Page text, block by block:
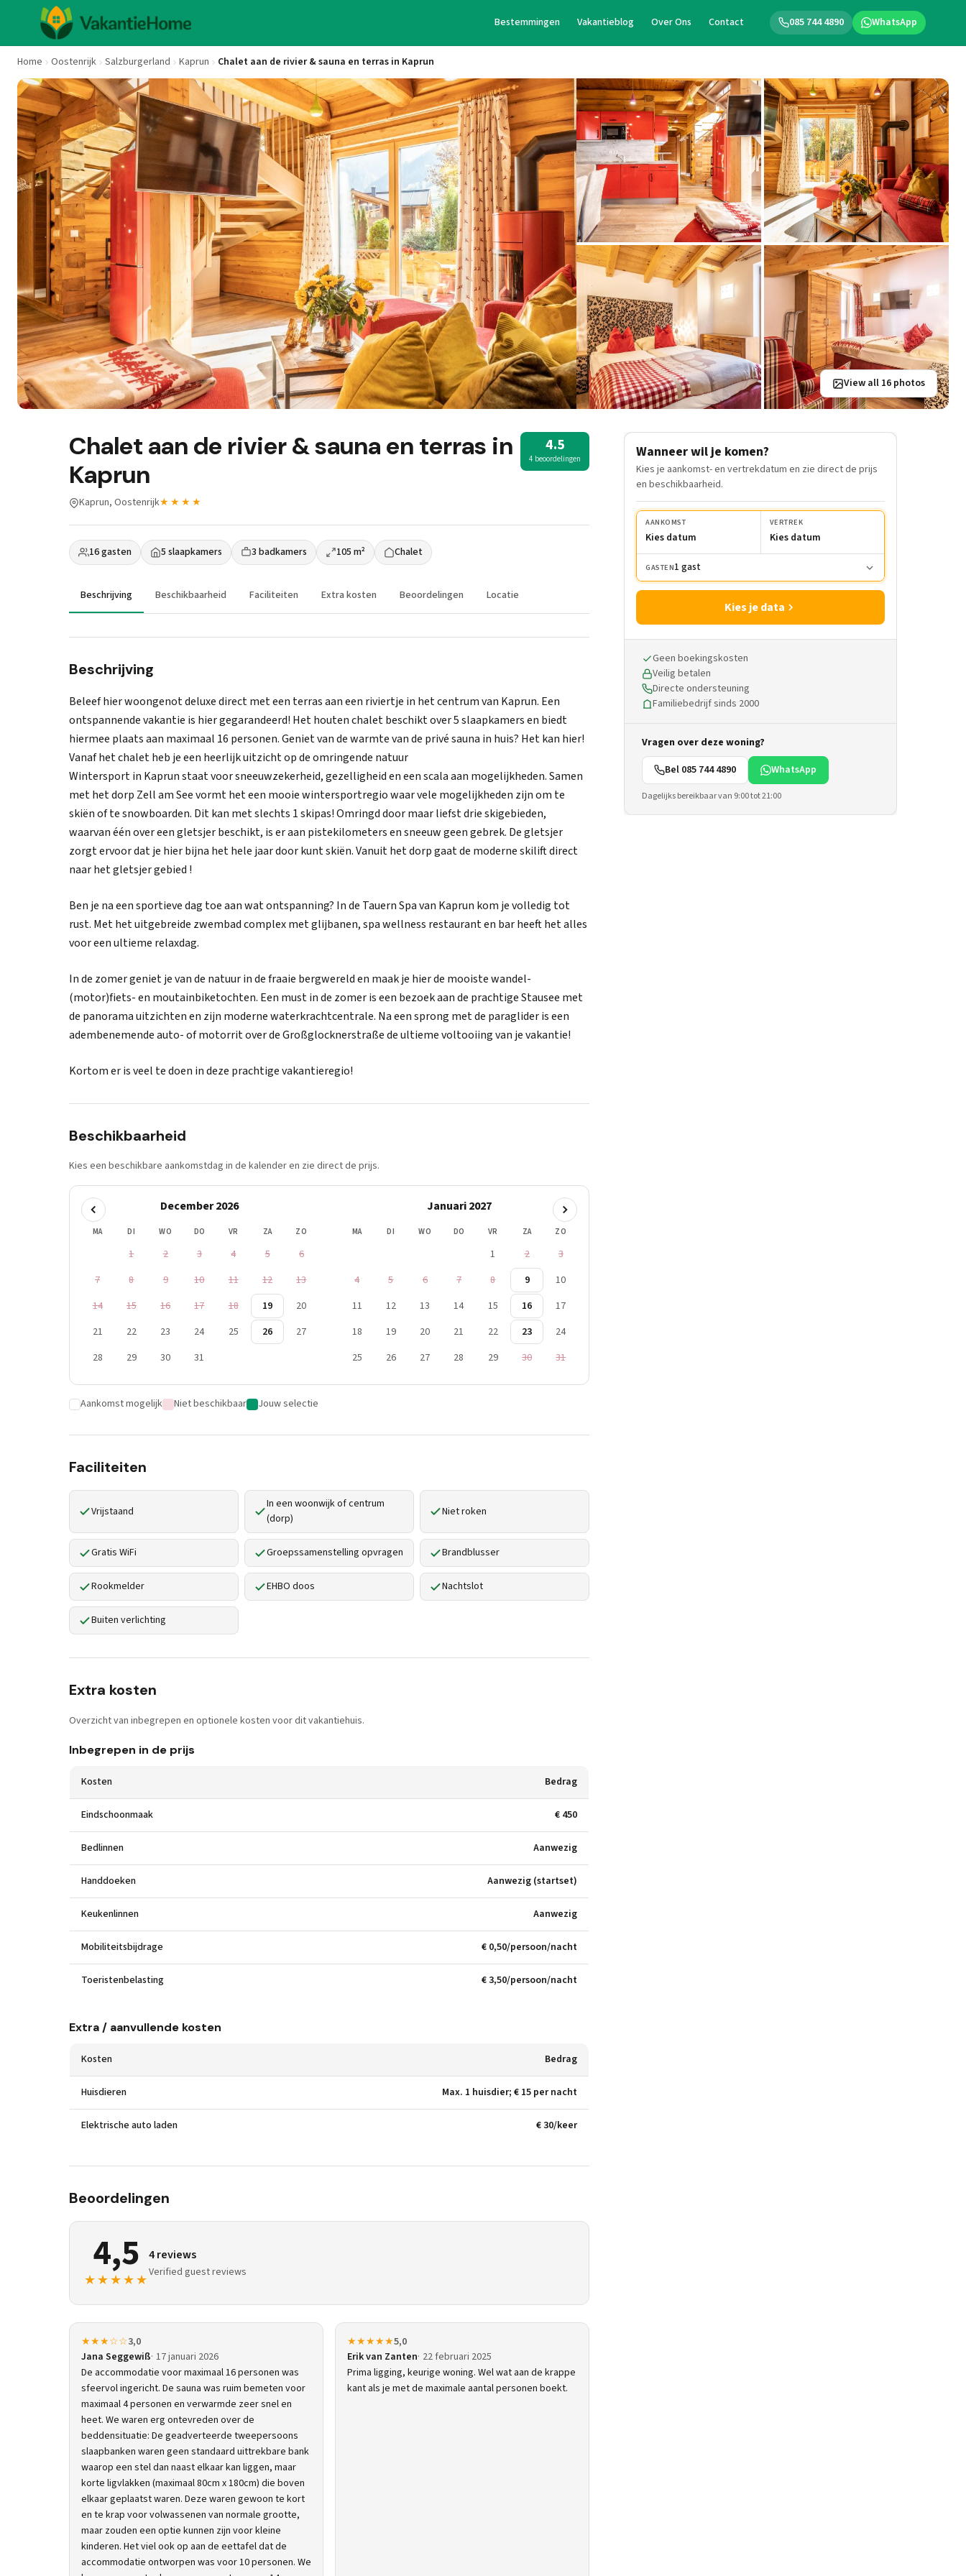
085 744 4890 WhatsApp
Bestemmingen Vakantieblog Over Ons Contact
Home Oostenrijk Salzburgerland Kaprun Chalet aan de rivier & sauna en terras in Kaprun
View all 16 photos
Chalet aan de rivier & sauna en terras in
Kaprun
4.5
4 beoordelingen
Kaprun, Oostenrijk★★★★
16 gasten 5 slaapkamers 3 badkamers 105 m² Chalet
Beschrijving Beschikbaarheid Faciliteiten Extra kosten Beoordelingen Locatie
Beschrijving
Beleef hier woongenot deluxe direct met een terras aan een riviertje in het centrum van Kaprun. Een
ontspannende vakantie is hier gegarandeerd! Het houten chalet beschikt over 5 slaapkamers en biedt
hiermee plaats aan maximaal 16 personen. Geniet van de warmte van de privé sauna in huis? Het kan hier!
Vanaf het chalet heb je een heerlijk uitzicht op de omringende natuur
Wintersport in Kaprun staat voor sneeuwzekerheid, gezelligheid en een scala aan mogelijkheden. Samen
met het dorp Zell am See vormt het een mooie wintersportregio waar vele mogelijkheden zijn om te
skiën of te snowboarden. Dit kan met slechts 1 skipas! Omringd door maar liefst drie skigebieden,
waarvan één over een gletsjer beschikt, is er aan pistekilometers en sneeuw geen gebrek. De gletsjer
zorgt ervoor dat je hier bijna het hele jaar door kunt skiën. Vanuit het dorp gaat de moderne skilift direct
naar het gletsjer gebied !
Ben je na een sportieve dag toe aan wat ontspanning? In de Tauern Spa van Kaprun kom je volledig tot
rust. Met het uitgebreide zwembad complex met glijbanen, spa wellness restaurant en bar heeft het alles
voor een ultieme relaxdag.
In de zomer geniet je van de natuur in de fraaie bergwereld en maak je hier de mooiste wandel-
(motor)fiets- en moutainbiketochten. Een must in de zomer is een bezoek aan de prachtige Stausee met
de panorama uitzichten en zijn moderne waterkrachtcentrale. Na een sprong met de paraglider is een
adembenemende auto- of motorrit over de Großglocknerstraße de ultieme voltooiing van je vakantie!
Kortom er is veel te doen in deze prachtige vakantieregio!
Beschikbaarheid
Kies een beschikbare aankomstdag in de kalender en zie direct de prijs.
December 2026
MA DI WO DO VR ZA ZO
1 2 3 4 5
6
7
8 9 10 11 12
13
14
15 16 17 18 19
20
21
22 23 24 25 26
27
28
29 30 31
Januari 2027
MA DI WO DO VR ZA ZO
1 2
3
4
5 6 7 8 9
10
11
12 13 14 15 16
17
18
19 20 21 22 23
24
25
26 27 28 29 30 31
Aankomst mogelijk Niet beschikbaar Jouw selectie
Faciliteiten
Vrijstaand
In een woonwijk of centrum
(dorp)
Niet roken
Gratis WiFi Groepssamenstelling opvragen Brandblusser
Rookmelder EHBO doos Nachtslot
Buiten verlichting
Extra kosten
Overzicht van inbegrepen en optionele kosten voor dit vakantiehuis.
Inbegrepen in de prijs
Kosten Bedrag
Eindschoonmaak € 450
Bedlinnen Aanwezig
Handdoeken Aanwezig (startset)
Keukenlinnen Aanwezig
Mobiliteitsbijdrage € 0,50/persoon/nacht
Toeristenbelasting € 3,50/persoon/nacht
Extra / aanvullende kosten
Kosten Bedrag
Huisdieren Max. 1 huisdier; € 15 per nacht
Elektrische auto laden € 30/keer
Beoordelingen
4,5
★★★★★
4 reviews
Verified guest reviews
★★★☆☆3,0
Jana Seggewiß 17 januari 2026
De accommodatie voor maximaal 16 personen was
sfeervol ingericht. De sauna was ruim bemeten voor
maximaal 4 personen en verwarmde zeer snel en
heet. We waren erg ontevreden over de
beddensituatie: De geadverteerde tweepersoons
slaapbanken waren geen standaard uittrekbare bank
waarop een stel dan naast elkaar kan liggen, maar
korte ligvlakken (maximaal 80cm x 180cm) die boven
elkaar geplaatst waren. Deze waren gewoon te kort
en te krap voor volwassenen van normale grootte,
maar zouden een optie kunnen zijn voor kleine
kinderen. Het viel ook op aan de eettafel dat de
accommodatie ontworpen was voor 10 personen. We
★★★★★5,0
Erik van Zanten 22 februari 2025
Prima ligging, keurige woning. Wel wat aan de krappe
kant als je met de maximale aantal personen boekt.
Wanneer wil je komen?
Kies je aankomst- en vertrekdatum en zie direct de prijs
en beschikbaarheid.
AANKOMST
Kies datum
VERTREK
Kies datum
GASTEN1 gast
Kies je data
Geen boekingskosten
Veilig betalen
Directe ondersteuning
Familiebedrijf sinds 2000
Vragen over deze woning?
Bel 085 744 4890
WhatsApp
Dagelijks bereikbaar van 9:00 tot 21:00